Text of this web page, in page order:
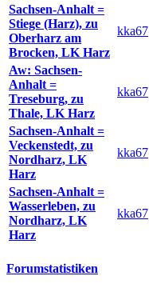
Sachsen-Anhalt =
Stiege (Harz), zu
Oberharz am
Brocken, LK Harz
kka67
Aw: Sachsen-
Anhalt =
Treseburg, zu
Thale, LK Harz
kka67
Sachsen-Anhalt =
Veckenstedt, zu
Nordharz, LK
Harz
kka67
Sachsen-Anhalt =
Wasserleben, zu
Nordharz, LK
Harz
kka67
Forumstatistiken